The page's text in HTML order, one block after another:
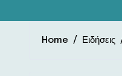
Home Ειδήσεις